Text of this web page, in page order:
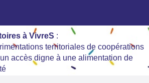
à VivreS :
territoriales de coopérations
accès digne à une alimentation de